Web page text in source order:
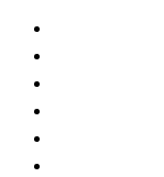
Zum
Inhalt
springen